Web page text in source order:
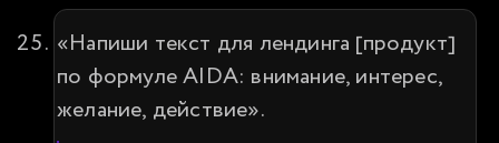
«Напиши текст для лендинга [продукт]
по формуле AIDA: внимание, интерес,
желание, действие».